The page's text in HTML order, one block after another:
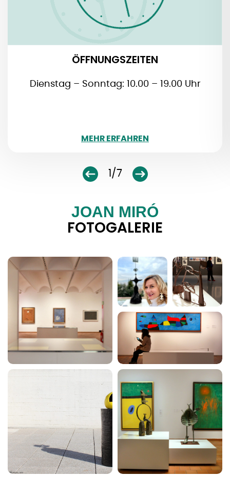
ÖFFNUNGSZEITEN
Dienstag – Sonntag: 10.00 – 19.00 Uhr
MEHR ERFAHREN
WENIGER
1/7
JOAN MIRÓ
FOTOGALERIE